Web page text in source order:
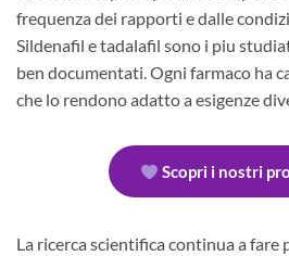
frequenza dei rapporti e dalle
Sildenafil e tadalafil sono i piu
ben documentati. Ogni farmaco ha
che lo rendono adatto a esigenze
Scopri i nostri
La ricerca scientifica continua a fare